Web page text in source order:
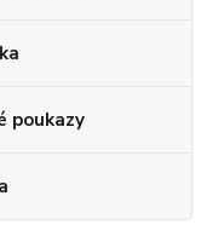
poukazy